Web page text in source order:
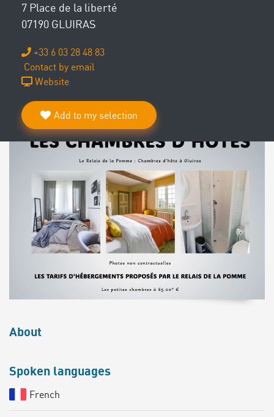
7 Place de la liberté
07190 GLUIRAS
+33 6 03 28 48 83
Contact by email
Website
Add to my selection
About
Spoken languages
French